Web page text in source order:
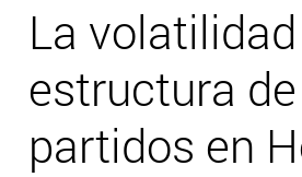
La
estructura de
partidos en